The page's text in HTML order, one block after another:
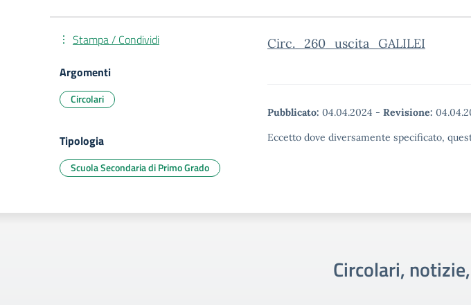
Circ._260_uscita_GALILEI
Pubblicato: 04.04.2024 - Revisione:
Eccetto dove diversamente specificato,
Stampa / Condividi
Argomenti
Circolari
Tipologia
Scuola Secondaria di Primo Grado
Circolari,